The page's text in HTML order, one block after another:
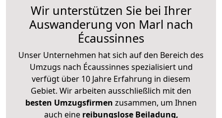
Wir unterstützen Sie bei Ihrer
Auswanderung von Marl nach
Écaussinnes
Unser Unternehmen hat sich auf den Bereich des
Umzugs nach Écaussinnes spezialisiert und
verfügt über 10 Jahre Erfahrung in diesem
Gebiet. Wir arbeiten ausschließlich mit den
besten Umzugsfirmen zusammen, um Ihnen
auch eine reibungslose Beiladung,